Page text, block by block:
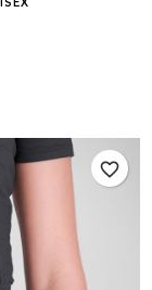
favorite_border